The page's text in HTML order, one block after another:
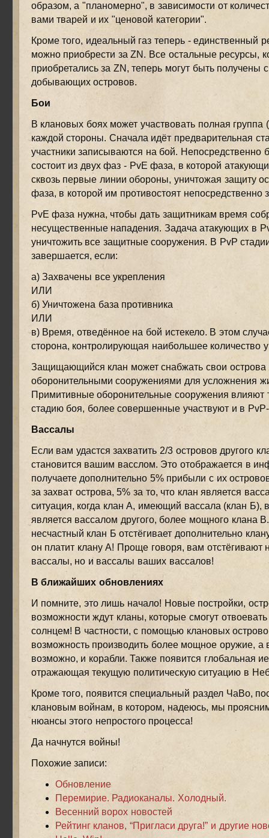
образом, а "планомерно", в зависимости от
вами тварей и их "ценовой категории".
Кроме того, идеальный газ теперь - единственный
можно приобрести за ZN. Все остальные ресурсы,
приобретались за ZN, теперь могут быть получены
добывающих островов.
Бои
В клановых боях может участвовать полная группа
каждой стороны. Сначала идёт предварительная
участники записываются на бой. Непосредственно
состоит из двух фаз - PvE фаза, в которой
сквозь первые линии обороны, уничтожая защиту
фаза, в которой им противостоят непосредственно
PvE фаза нужна, чтобы дать защитникам время
несущественные нападения. Задача атакующих в
уничтожить все защитные сооружения. В PvP
завершается, если:
а) Захвачены все укрепления
ИЛИ
б) Уничтожена база противника
ИЛИ
в) Время, отведённое на бой истекело. В этом
сторона, контролирующая наибольшее количество
Защищающийся клан может снабжать свои острова
оборонительными сооружениями для усложнения
Примитивные оборонительные сооружения влияют
стадию боя, более совершенные участвуют и в
Вассалы
Если вам удастся захватить 2/3 островов другого
становится вашим васслом. Это отображается в
получаете дополнительно 5% прибыли с их
за захват острова, 5% за то, что клан является
ситуация, когда клан А, имеющий вассала (клан Б),
является вассалом другого, более мощного клана
несчастный клан Б отстёгивает дополнительно
он платит клану А! Проще говоря, вам отстёгивают
вассалы, но и вассалы ваших вассалов!
В ближайших обновлениях
И помните, это лишь начало! Новые постройки,
возможности ждут кланы, которые смогут
солнцем! В частности, с помощью клановых
возможность производить более мощное оружие, а
возможно, и корабли. Также появится глобальная
отражающая текущую политическую ситуацию в
Кроме того, появится специальный раздел ЧаВо,
клановым войнам, в котором, надеюсь, мы
нюансы этого непростого процесса!
Да начнутся войны!
Похожие записи:
Обновление
Перемирие. Радиоканалы. Холодный.
Весенний ворох новостей
Рейтинг кланов, “Пригласи друга!” и другие